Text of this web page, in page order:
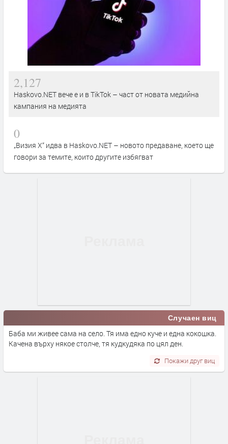
2,127
Haskovo.NET вече е и в TikTok – част от новата медийна
кампания на медията
0
„Визия Х“ идва в Haskovo.NET – новото предаване, което ще
говори за темите, които другите избягват
Случаен виц
Баба ми живее сама на село. Тя има едно куче и една кокошка.
Качена върху някое столче, тя кудкудяка по цял ден.
Покажи друг виц